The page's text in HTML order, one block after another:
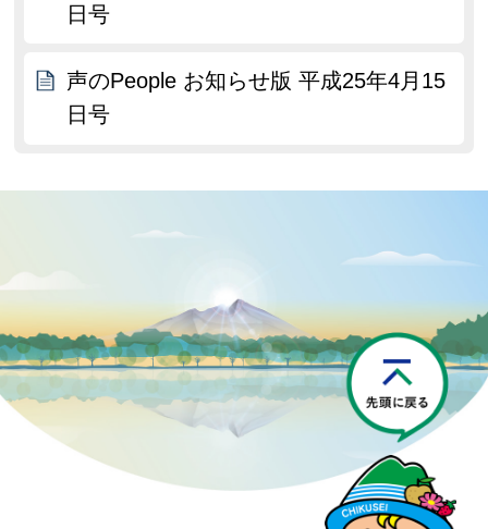
日号
声のPeople お知らせ版 平成25年4月15
日号